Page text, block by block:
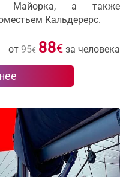
Майорка, а также
Кальдерерс.
от 95€ 88€ за человека